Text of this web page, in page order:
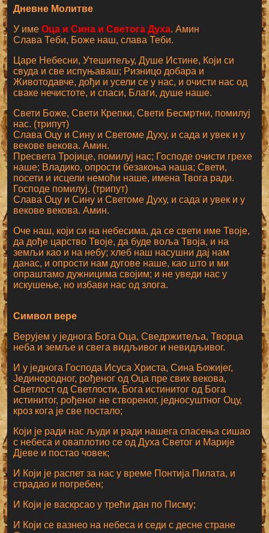
Дневне Молитве
У имеОца и Сина и Светога Духа. Амин
Слава Теби, Боже наш, слава Теби.
Царе Небесни, Утешитељу, Душе Истине, Који си
свуда и све испуњаваш; Ризницо добара и
Животодавче, дођи и усели се у нас, и очисти нас од
сваке нечистоте, и спаси, Благи, душе наше.
Свети Боже, Свети Крепки, Свети Бесмртни, помилуј
нас. (трипут)
Слава Оцу и Сину и Светоме Духу, и сада и увек и у
векове векова. Амин.
Пресвета Тројице, помилуј нас; Господе очисти грехе
наше; Владико, опрости безакоња наша; Свети,
посети и исцели немоћи наше, имена Твога ради.
Господе помилуј. (трипут)
Слава Оцу и Сину и Светоме Духу, и сада и увек и у
векове векова. Амин.
Оче наш, који си на небесима, да се свети име Твоје,
да дође царство Твоје, да буде воља Твоја, и на
земљи као и на небу; хлеб наш насушни дај нам
данас, и опрости нам дугове наше, као што и ми
опраштамо дужницима својим; и не уведи нас у
искушење, но избави нас од злога.
Символ вере
Верујем у једнога Бога Оца, Сведржитеља, Творца
неба и земље и свега видљивог и невидљивог.
И у једнога Господа Исуса Христа, Сина Божијег,
Јединородног, рођеног од Оца пре свих векова,
Светлост од Светлости, Бога истинитог од Бога
истинитог, рођеног не створеног, једносуштног Оцу,
кроз кога је све постало;
Који је ради нас људи и ради нашега спасења сишао
с небеса и оваплотио се од Духа Светог и Марије
Дјеве и постао човек;
И Који је распет за нас у време Понтија Пилата, и
страдао и погребен;
И Који је васкрсао у трећи дан по Писму;
И Који се вазнео на небеса и седи с десне стране